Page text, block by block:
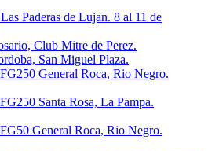
Paderas de Lujan. 8 al 11 de
Club Mitre de Perez.
San Miguel Plaza.
General Roca, Rio Negro.
Santa Rosa, La Pampa.
General Roca, Rio Negro.